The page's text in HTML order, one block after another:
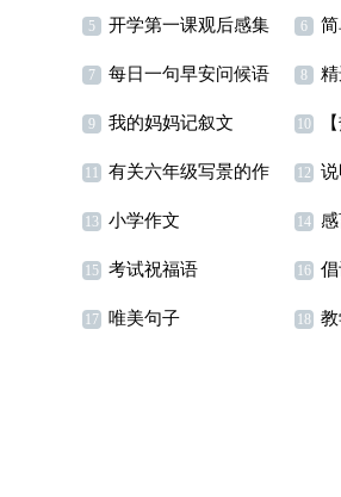
演讲稿4篇 12篇
5 开学第一课观后感集
合15篇
6
子74
7 每日一句早安问候语 8
400
9 我的妈妈记叙文
【热】
10
作文
11 有关六年级写景的作
文汇编6篇
12
锦集7
13 小学作文 14
15 考试祝福语 16
17 唯美句子 18 教